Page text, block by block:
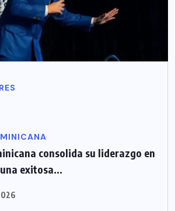
consolida su liderazgo en
exitosa...